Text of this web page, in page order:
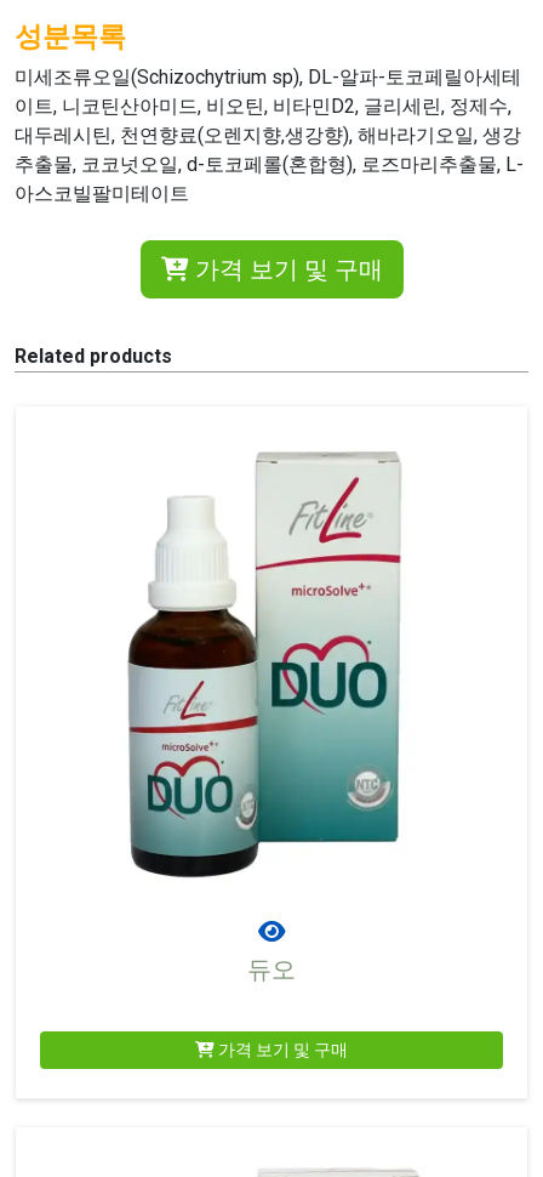
성분목록
미세조류오일(Schizochytrium sp), DL-알파-토코페릴아세테
이트, 니코틴산아미드, 비오틴, 비타민D2, 글리세린, 정제수,
대두레시틴, 천연향료(오렌지향,생강향), 해바라기오일, 생강
추출물, 코코넛오일, d-토코페롤(혼합형), 로즈마리추출물, L-
아스코빌팔미테이트
가격 보기 및 구매
Related products
듀오
가격 보기 및 구매